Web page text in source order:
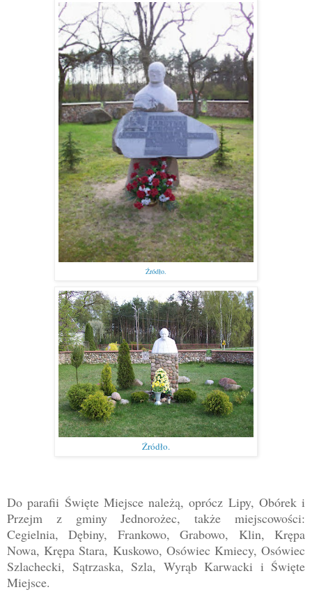
Źródło.
Źródło.
Do parafii Święte Miejsce należą, oprócz Lipy, Obórek i
Przejm z gminy Jednorożec, także miejscowości:
Cegielnia, Dębiny, Frankowo, Grabowo, Klin, Krępa
Nowa, Krępa Stara, Kuskowo, Osówiec Kmiecy, Osówiec
Szlachecki, Sątrzaska, Szla, Wyrąb Karwacki i Święte
Miejsce.